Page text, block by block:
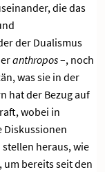
die das
der Dualismus
anthropos–, noch
was sie in der
hat der Bezug auf
wobei in
Diskussionen
heraus, wie
bereits seit den